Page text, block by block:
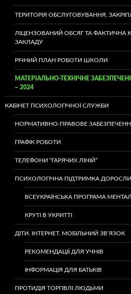
ТЕРИТОРІЯ ОБСЛУГОВУВАННЯ,
ЛІЦЕНЗОВАНИЙ ОБСЯГ ТА ФАКТИЧНА
ЗАКЛАДУ
РІЧНИЙ ПЛАН РОБОТИ ШКОЛИ
МАТЕРІАЛЬНО-ТЕХНІЧНЕ
– 2024
КАБІНЕТ ПСИХОЛОГІЧНОЇ СЛУЖБИ
НОРМАТИВНО-ПРАВОВЕ
ГРАФІК РОБОТИ
ТЕЛЕФОНИ “ГАРЯЧИХ ЛІНІЙ”
ПСИХОЛОГІЧНА ПІДТРИМКА
ВСЕУКРАЇНСЬКА ПРОГРАМА
КРУТІ В УКРИТТІ
ДІТИ. ІНТЕРНЕТ. МОБІЛЬНИЙ ЗВ’ЯЗОК
РЕКОМЕНДАЦІЇ ДЛЯ УЧНІВ
ІНФОРМАЦІЯ ДЛЯ БАТЬКІВ
ПРОТИДІЯ ТОРГІВЛІ ЛЮДЬМИ